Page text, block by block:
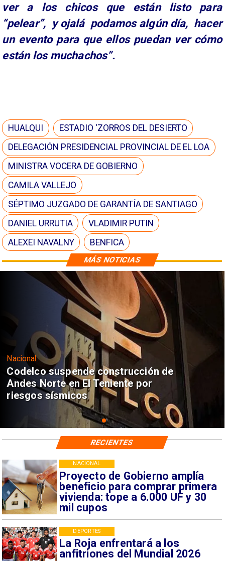
MÁS NOTICIAS
ver a los chicos que están listo para
“pelear”, y ojalá podamos algún día, hacer
un evento para que ellos puedan ver cómo
están los muchachos”.
HUALQUI
ESTADIO 'ZORROS DEL DESIERTO
DELEGACIÓN PRESIDENCIAL PROVINCIAL DE EL LOA
MINISTRA VOCERA DE GOBIERNO
CAMILA VALLEJO
SÉPTIMO JUZGADO DE GARANTÍA DE SANTIAGO
DANIEL URRUTIA
VLADIMIR PUTIN
ALEXEI NAVALNY
BENFICA
Nacional
Codelco suspende construcción de
Andes Norte en El Teniente por
riesgos sísmicos
Proyecto de Gobierno amplía
beneficio para comprar primera
vivienda: tope a 6.000 UF y 30
mil cupos
NACIONAL
La Roja enfrentará a los
anfitriones del Mundial 2026
DEPORTES
RECIENTES